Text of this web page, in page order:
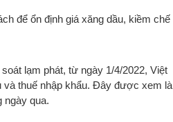
để ổn định giá xăng dầu, kiềm chế
lạm phát, từ ngày 1/4/2022, Việt
và thuế nhập khẩu. Đây được xem là
ngày qua.